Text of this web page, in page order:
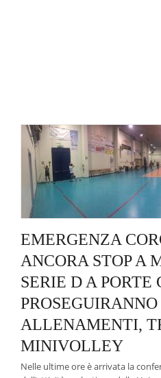
EMERGENZA
ANCORA STOP A
SERIE D A PORTE
ALLENAMENTI,
MINIVOLLEY
Nelle ultime ore è arrivata la